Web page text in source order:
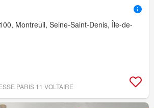
Montreuil, Seine-Saint-Denis, Île-de-
PARIS 11 VOLTAIRE